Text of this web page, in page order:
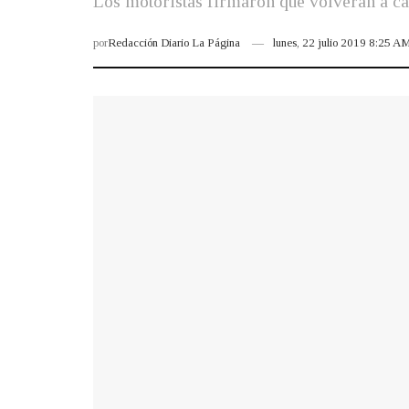
porRedacción Diario La Página lunes, 22 julio 2019 8:25